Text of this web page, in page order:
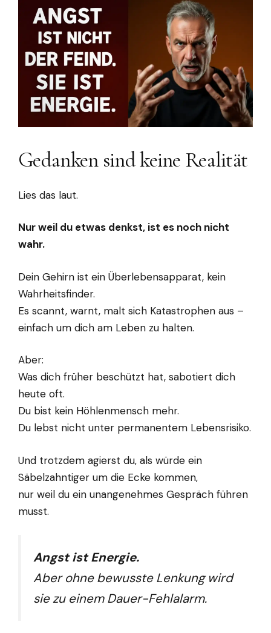
Gedanken sind keine Realität
Lies das laut.
Nur weil du etwas denkst, ist es noch nicht
wahr.
Dein Gehirn ist ein Überlebensapparat, kein
Wahrheitsfinder.
Es scannt, warnt, malt sich Katastrophen aus –
einfach um dich am Leben zu halten.
Aber:
Was dich früher beschützt hat, sabotiert dich
heute oft.
Du bist kein Höhlenmensch mehr.
Du lebst nicht unter permanentem Lebensrisiko.
Und trotzdem agierst du, als würde ein
Säbelzahntiger um die Ecke kommen,
nur weil du ein unangenehmes Gespräch führen
musst.
Angst ist Energie.
Aber ohne bewusste Lenkung wird
sie zu einem Dauer-Fehlalarm.